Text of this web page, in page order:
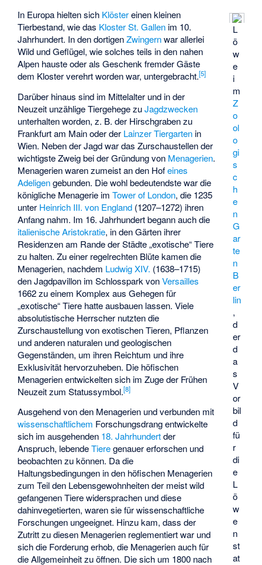
L
ö
w
e
i
m
Z
o
ol
o
gi
s
c
h
e
n
G
ar
te
n
B
er
lin
,
d
er
d
a
s
V
or
bil
d
fü
r
di
e
L
ö
w
e
n
st
at
In Europa hielten sich Klöstereinen kleinen
Tierbestand, wie das Kloster St. Gallen im 10.
Jahrhundert. In den dortigenZwingernwar allerlei
Wild und Geflügel, wie solches teils in den nahen
Alpen hauste oder als Geschenk fremder Gäste
dem Kloster verehrt worden war, untergebracht.[5]
Darüber hinaus sind im Mittelalter und in der
Neuzeit unzählige Tiergehege zuJagdzwecken
unterhalten worden, z. B. der Hirschgraben zu
Frankfurt am Mainoder der Lainzer Tiergarten in
Wien. Neben der Jagd war das Zurschaustellen der
wichtigste Zweig bei der Gründung von Menagerien.
Menagerien waren zumeist an den Hofeines
Adeligengebunden. Die wohl bedeutendste war die
königliche Menagerie imTower of London, die 1235
unter Heinrich III. von England (1207–1272) ihren
Anfang nahm. Im 16. Jahrhundert begann auch die
italienische Aristokratie, in den Gärten ihrer
Residenzen am Rande der Städte „exotische“ Tiere
zu halten. Zu einer regelrechten Blüte kamen die
Menagerien, nachdem Ludwig XIV. (1638–1715)
den Jagdpavillon im Schlosspark vonVersailles
1662 zu einem Komplex aus Gehegen für
„exotische“ Tiere hatte ausbauen lassen. Viele
absolutistische Herrscher nutzten die
Zurschaustellung von exotischen Tieren, Pflanzen
und anderen naturalen und geologischen
Gegenständen, um ihren Reichtum und ihre
Exklusivität hervorzuheben. Die höfischen
Menagerien entwickelten sich im Zuge der Frühen
Neuzeit zum Statussymbol.[8]
Ausgehend von den Menagerien und verbunden mit
wissenschaftlichem Forschungsdrang entwickelte
sich im ausgehenden 18. Jahrhundertder
Anspruch, lebendeTieregenauer erforschen und
beobachten zu können. Da die
Haltungsbedingungen in den höfischen Menagerien
zum Teil den Lebensgewohnheiten der meist wild
gefangenen Tiere widersprachen und diese
dahinvegetierten, waren sie für wissenschaftliche
Forschungen ungeeignet. Hinzu kam, dass der
Zutritt zu diesen Menagerien reglementiert war und
sich die Forderung erhob, die Menagerien auch für
die Allgemeinheit zu öffnen. Die sich um 1800 nach